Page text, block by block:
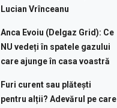
Lucian Vrînceanu
Anca Evoiu (Delgaz Grid): Ce
NU vedeți în spatele gazului
care ajunge în casa voastră
Furi curent sau plătești
pentru alții? Adevărul pe care